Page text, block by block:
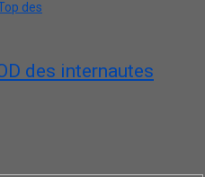
Top des
des internautes